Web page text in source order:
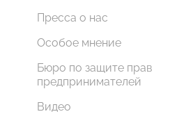
Пресса о нас
Особое мнение
Бюро по защите прав
предпринимателей
Видео